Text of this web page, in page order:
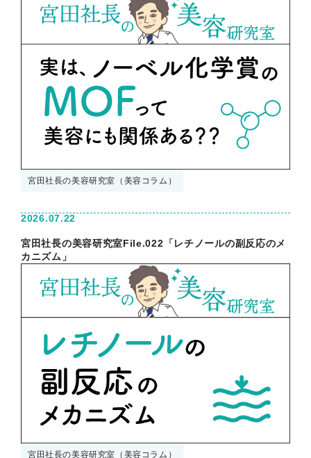
宮田社長の美容研究室（美容コラム）
2026.07.22
宮田社長の美容研究室File.022「レチノールの副反応のメ
カニズム」
宮田社長の美容研究室（美容コラム）